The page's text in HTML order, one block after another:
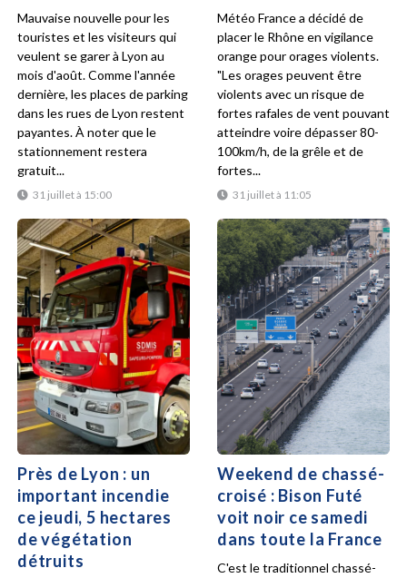
31 juillet à 15:00
Mauvaise nouvelle pour les
touristes et les visiteurs qui
veulent se garer à Lyon au
mois d'août. Comme l'année
dernière, les places de parking
dans les rues de Lyon restent
payantes. À noter que le
stationnement restera
gratuit...
31 juillet à 11:05
Météo France a décidé de
placer le Rhône en vigilance
orange pour orages violents.
"Les orages peuvent être
violents avec un risque de
fortes rafales de vent pouvant
atteindre voire dépasser 80-
100km/h, de la grêle et de
fortes...
Près de Lyon : un
important incendie
ce jeudi, 5 hectares
de végétation
détruits
Weekend de chassé-
croisé : Bison Futé
voit noir ce samedi
dans toute la France
C'est le traditionnel chassé-